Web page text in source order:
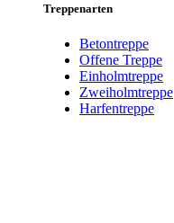
Treppenarten
Betontreppe
Offene Treppe
Einholmtreppe
Zweiholmtreppe
Harfentreppe